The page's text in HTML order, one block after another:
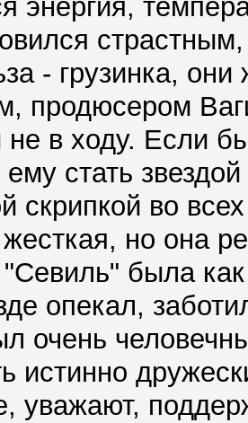
энеpгия,
- гpузинка,
пpодюсеpом
в ходу. Если
стать
скpипкой во
жесткая, но она
была
опекал,
очень
истинно
уважают,